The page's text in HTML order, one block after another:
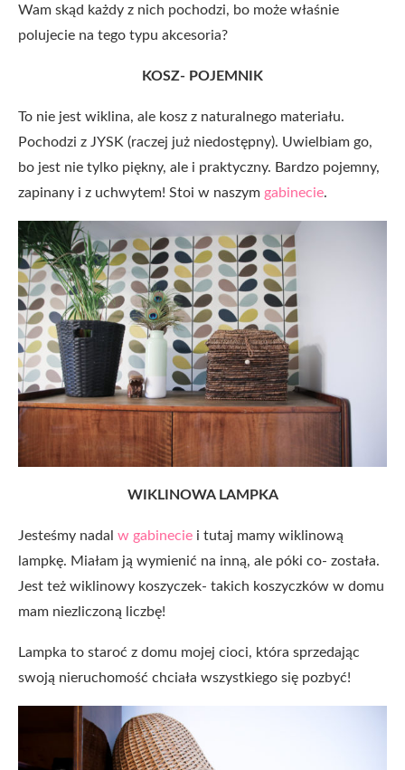
Wam skąd każdy z nich pochodzi, bo może właśnie
polujecie na tego typu akcesoria?
KOSZ- POJEMNIK
To nie jest wiklina, ale kosz z naturalnego materiału.
Pochodzi z JYSK (raczej już niedostępny). Uwielbiam go,
bo jest nie tylko piękny, ale i praktyczny. Bardzo pojemny,
zapinany i z uchwytem! Stoi w naszym gabinecie.
WIKLINOWA LAMPKA
Jesteśmy nadal w gabinecie i tutaj mamy wiklinową
lampkę. Miałam ją wymienić na inną, ale póki co- została.
Jest też wiklinowy koszyczek- takich koszyczków w domu
mam niezliczoną liczbę!
Lampka to staroć z domu mojej cioci, która sprzedając
swoją nieruchomość chciała wszystkiego się pozbyć!